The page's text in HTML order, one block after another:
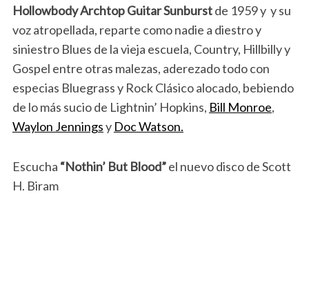
Hollowbody Archtop Guitar Sunburstde 1959 y y su
voz atropellada, reparte como nadie a diestro y
siniestro Blues de la vieja escuela, Country, Hillbilly y
Gospel entre otras malezas, aderezado todo con
especias Bluegrass y Rock Clásico alocado, bebiendo
de lo más sucio de Lightnin’ Hopkins, Bill Monroe,
Waylon Jenningsy Doc Watson.
Escucha “Nothin’ But Blood”el nuevo disco de Scott
H. Biram